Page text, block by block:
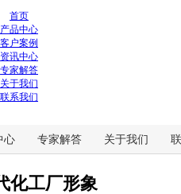
首页
产品中心
客户案例
资讯中心
专家解答
关于我们
联系我们
心 专家解答 关于我们
化工厂形象